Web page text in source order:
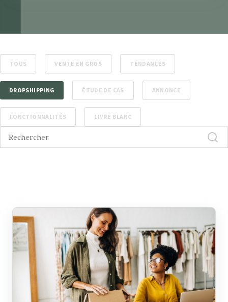
TOUS VENTE EN GROS TENDANCES
DROPSHIPPING ÉTUDE DE CAS ANNONCE
FONCTIONNALITÉS LIVRE BLANC